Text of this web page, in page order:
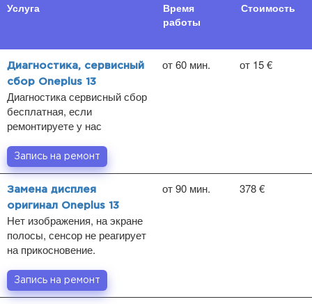
Услуга
Время
работы
Стоимость
Диагностика, сервисный
сбор Oneplus 13
Диагностика сервисный сбор
бесплатная, если
ремонтируете у нас
от 60 мин. от 15 €
Запись на ремонт
Замена дисплея
оригинал Oneplus 13
Нет изображения, на экране
полосы, сенсор не реагирует
на прикосновение.
от 90 мин. 378 €
Запись на ремонт